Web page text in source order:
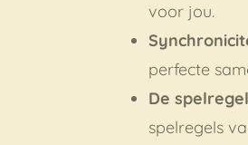
voor jou.
perfecte
De
spelregels